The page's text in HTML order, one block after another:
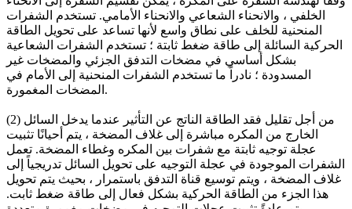
الخلفي ، والانحناء الشعاعي والانحناء الأمامي. تستخدم الشفرات
المنحنية للخلف على نطاق واسع لأنها تساعد على تحويل الطاقة
الحركية السائلة إلى طاقة ضغط ثابتة ؛ تستخدم الشفرات الشعاعية
بشكل أساسي في مضخات التدفق الجزئي والمضخات غير
المسدودة ؛ نادراً ما تستخدم الشفرات المنحنية إلى الأمام في
المضخات المغمورة.
(2) من أجل تقليل فقد الطاقة الناتج عن التأثير عندما يدخل السائل
الخارج من المكره مباشرة إلى غلاف المضخة ، يتم أحيانًا تثبيت
عجلة توجيه ثابتة مع شفرات بين المكره وغطاء المضخة. تعمل
الشفرات الموجودة في عجلة التوجيه على تحويل السائل تدريجياً إلى
غلاف المضخة ، ويتم توسيع قناة التدفق باستمرار ، بحيث يتم تحويل
هذا الجزء من الطاقة الحركية بشكل فعال إلى طاقة ضغط ثابت.